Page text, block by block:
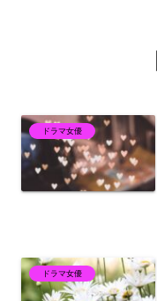
ドラマ女優
ドラマ女優